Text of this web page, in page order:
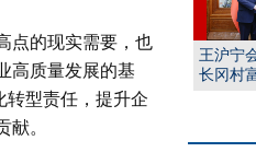
点的现实需要，也
高质量发展的基
转型责任，提升企
。
王沪宁
长冈村